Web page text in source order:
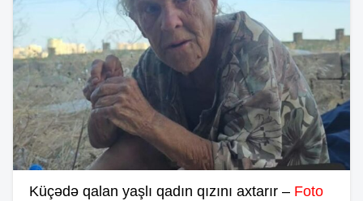
Küçədə qalan yaşlı qadın qızını axtarır – Foto